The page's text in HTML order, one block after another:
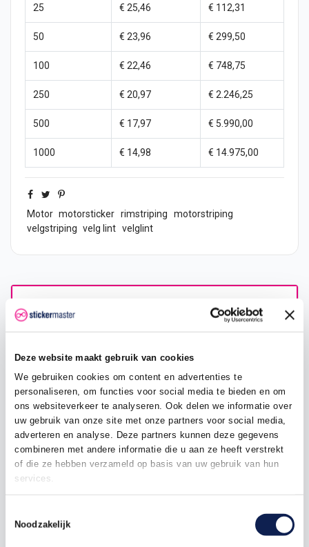
Deze website maakt gebruik van cookies
We gebruiken cookies om content en advertenties te
personaliseren, om functies voor social media te bieden en om
ons websiteverkeer te analyseren. Ook delen we informatie over
uw gebruik van onze site met onze partners voor social media,
adverteren en analyse. Deze partners kunnen deze gegevens
combineren met andere informatie die u aan ze heeft verstrekt
of die ze hebben verzameld op basis van uw gebruik van hun
services.
Noodzakelijk
25 € 25,46 € 112,31
50 € 23,96 € 299,50
100 € 22,46 € 748,75
250 € 20,97 € 2.246,25
500 € 17,97 € 5.990,00
1000 € 14,98 € 14.975,00
Motor motorsticker rimstriping
motorstriping
velgstriping velg lint velglint
Velg lint motorstickers
Rimstriping, ook wel bekend alsvelglint motor
stickers, zijn de lijn die je op je motorwielen kan
plakken voor een strakke look. Derim stripingis
voorgebogen en voorzien van applicatietape, zodat
ze makkelijk zelf aan te brengen zijn op je motor! De
velglinten zijn geschikt voor alle 17" wielvelgen!
Sommige motors hebben tegenwoordig een 16" wiel.
info@stickermaster.nl